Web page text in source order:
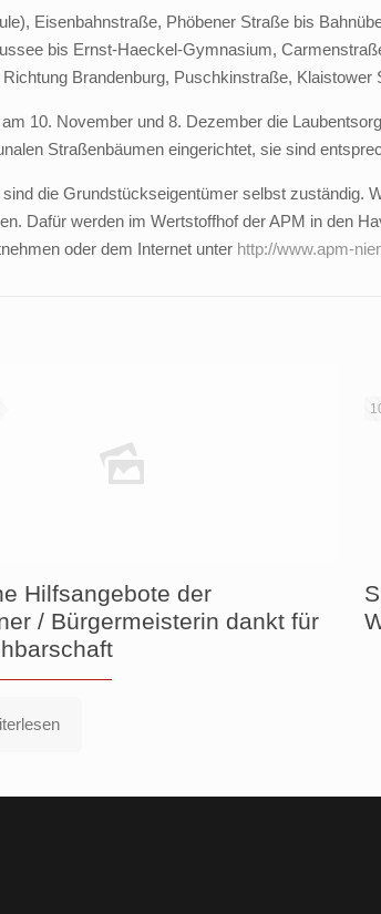
Eisenbahnstraße, Phöbener Straße bis
bis Ernst-Haeckel-Gymnasium,
Brandenburg, Puschkinstraße, Klaistower
10. November und 8. Dezember die
Straßenbäumen eingerichtet, sie sind
die Grundstückseigentümer selbst zuständig.
Dafür werden im Wertstoffhof der APM in den
oder dem Internet unter http://www.apm-
Hilfsangebote der
/ Bürgermeisterin dankt für